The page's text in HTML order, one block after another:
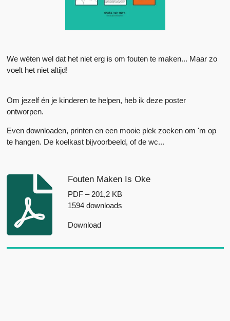
We wéten wel dat het niet erg is om fouten te maken... Maar zo
voelt het niet altijd!
Om jezelf én je kinderen te helpen, heb ik deze poster
ontworpen.
Even downloaden, printen en een mooie plek zoeken om 'm op
te hangen. De koelkast bijvoorbeeld, of de wc...
Fouten Maken Is Oke
PDF – 201,2 KB
1594 downloads
Download